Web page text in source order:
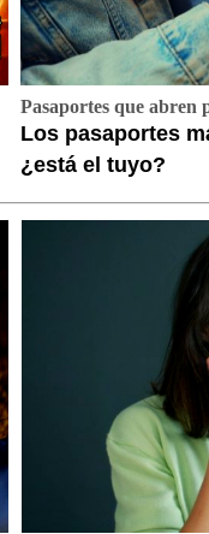
Pasaportes que abren
Los pasaportes
¿está el tuyo?